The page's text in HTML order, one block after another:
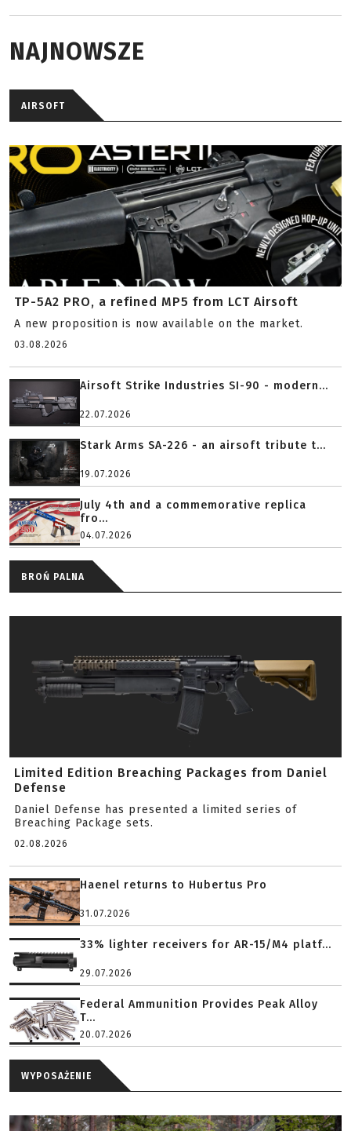
NAJNOWSZE
AIRSOFT
TP-5A2 PRO, a refined MP5 from LCT Airsoft
A new proposition is now available on the market.
03.08.2026
Airsoft Strike Industries SI-90 - modern...
22.07.2026
Stark Arms SA-226 - an airsoft tribute t...
19.07.2026
July 4th and a commemorative replica
fro...
04.07.2026
BROŃ PALNA
Limited Edition Breaching Packages from Daniel
Defense
Daniel Defense has presented a limited series of
Breaching Package sets.
02.08.2026
Haenel returns to Hubertus Pro
31.07.2026
33% lighter receivers for AR-15/M4 platf...
29.07.2026
Federal Ammunition Provides Peak Alloy
T...
20.07.2026
WYPOSAŻENIE